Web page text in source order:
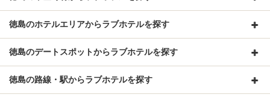
徳島のホテルエリアからラブホテルを探す
徳島のデートスポットからラブホテルを探す
徳島の路線・駅からラブホテルを探す